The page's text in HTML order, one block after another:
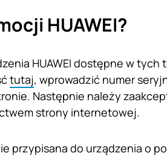
HUAWEI?
HUAWEI dostępne w tych
tutaj, wprowadzić numer
Następnie należy
strony internetowej.
przypisana do urządzenia o